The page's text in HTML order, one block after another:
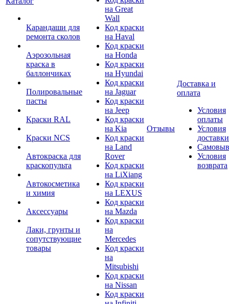
Карандаши для
ремонта сколов
Аэрозольная
краска в
баллончиках
Полировальные
пасты
Краски RAL
Краски NCS
Автокраска для
краскопульта
Автокосметика
и химия
Аксессуары
Лаки, грунты и
сопутствующие
товары
на Great
Wall
Код краски
на Haval
Код краски
на Honda
Код краски
на Hyundai
Код краски
на Jaguar
Код краски
на Jeep
Код краски
на Kia
Код краски
на Land
Rover
Код краски
на LiXiang
Код краски
на LEXUS
Код краски
на Mazda
Код краски
на
Mercedes
Код краски
на
Mitsubishi
Код краски
на Nissan
Код краски
Отзывы
Доставка и
оплата
Условия
оплаты
Условия
доставки
Условия
возврата